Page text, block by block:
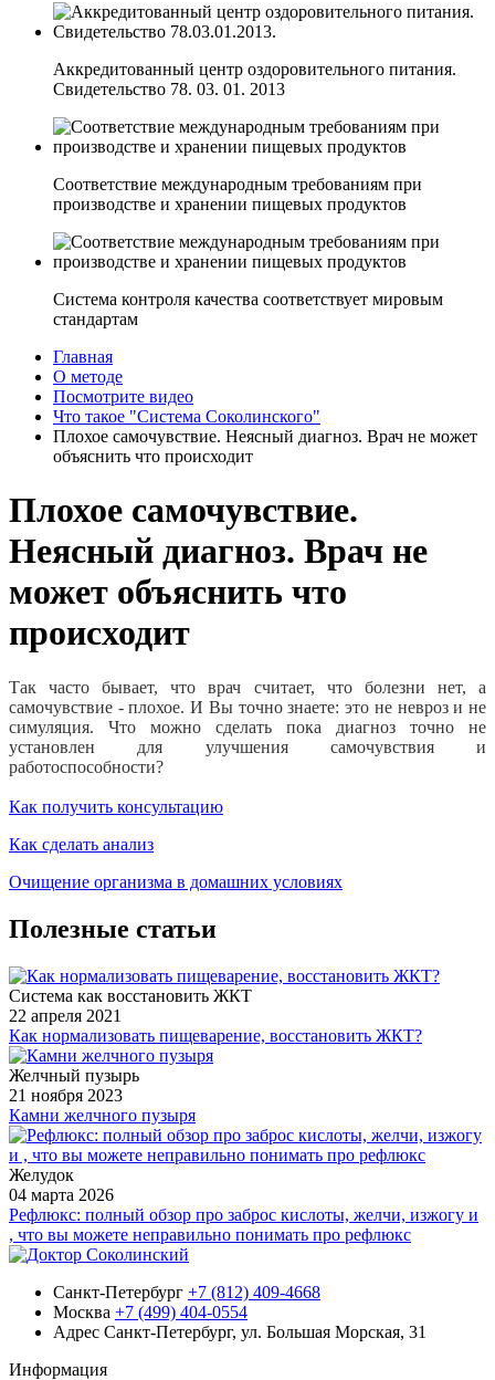
Аккредитованный центр оздоровительного питания.
Свидетельство 78. 03. 01. 2013
Соответствие международным требованиям при
производстве и хранении пищевых продуктов
Система контроля качества соответствует мировым
стандартам
Главная
О методе
Посмотрите видео
Что такое "Система Соколинского"
Плохое самочувствие. Неясный диагноз. Врач не может
объяснить что происходит
Плохое самочувствие.
Неясный диагноз. Врач не
может объяснить что
происходит
Так часто бывает, что врач считает, что болезни нет, а
самочувствие - плохое. И Вы точно знаете: это не невроз и не
симуляция. Что можно сделать пока диагноз точно не
установлен для улучшения самочувствия и
работоспособности?
Как получить консультацию
Как сделать анализ
Очищение организма в домашних условиях
Полезные статьи
Система как восстановить ЖКТ
22 апреля 2021
Как нормализовать пищеварение, восстановить ЖКТ?
Желчный пузырь
21 ноября 2023
Камни желчного пузыря
Желудок
04 марта 2026
Рефлюкс: полный обзор про заброс кислоты, желчи, изжогу и
, что вы можете неправильно понимать про рефлюкс
Санкт-Петербург +7 (812) 409-4668
Москва +7 (499) 404-0554
Адрес Санкт-Петербург, ул. Большая Морская, 31
Информация